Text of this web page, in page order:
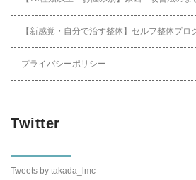
【新感覚・自分で治す整体】セルフ整体プロ
プライバシーポリシー
Twitter
Tweets by takada_lmc